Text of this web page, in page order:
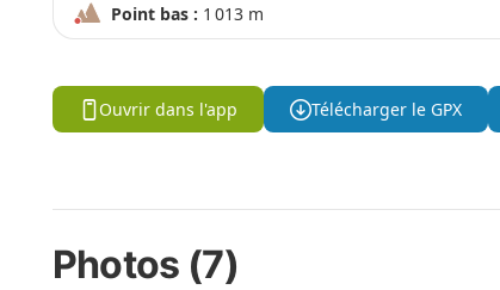
Point bas : 1 013 m
Ouvrir dans l'app Télécharger le GPX
Photos (7)